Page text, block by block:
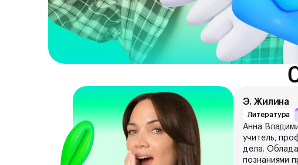
Э. Жилина
Литература
Анна
учитель,
дела.
познаниями